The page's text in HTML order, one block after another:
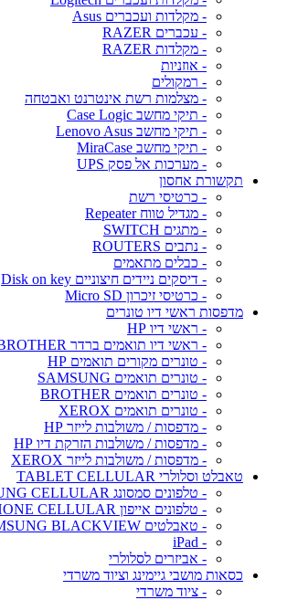
- מקלדות ועכברים Asus
- עכברים RAZER
- מקלדות RAZER
- אוזניות
- רמקולים
- מצלמות רשת אינטרנט ואבטחה
- תיקי מחשב Case Logic
- תיקי מחשב Lenovo Asus
- תיקי מחשב MiraCase
- מערכות אל פסק UPS
תקשורת אחסון
- כרטיסי רשת
- מגדיל טווח Repeater
- מתגים SWITCH
- נתבים ROUTERS
- כבלים מתאמים
- דיסקים ניידים חיצוניים Disk on key
- כרטיסי זיכרון Micro SD
מדפסות ראשי דיו טונרים
- ראשי דיו HP
- ראשי דיו תואמים ברדר BROTHER
- טונרים מקורים תואמים HP
- טונרים תואמים SAMSUNG
- טונרים תואמים BROTHER
- טונרים תואמים XEROX
- מדפסות / משולבות לייזר HP
- מדפסות / משולבות הזרקת דיו HP
- מדפסות / משולבות לייזר XEROX
טאבלט וסלולרי TABLET CELLULAR
- טלפונים סמסונג SAMSUNG CELLULAR
- טלפונים אייפון iPHONE CELLULAR
- טאבלטים TABLET SAMSUNG BLACKVIEW
- iPad
- אביזרים לסלולרי
כסאות מושבי גיימינג וציוד משרדי
- ציוד משרדי